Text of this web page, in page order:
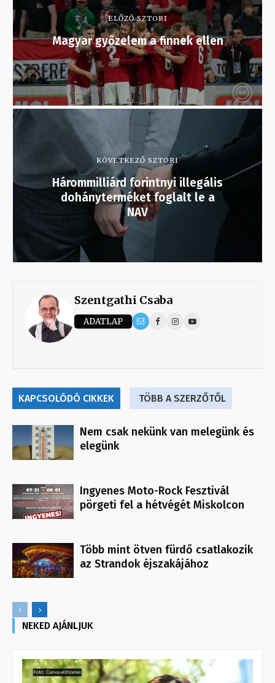
ELŐZŐ SZTORI
Magyar győzelem a finnek ellen
KÖVETKEZŐ SZTORI
Hárommilliárd forintnyi illegális
dohányterméket foglalt le a
NAV
Szentgathi Csaba
ADATLAP
KAPCSOLÓDÓ CIKKEK TÖBB A SZERZŐTŐL
Nem csak nekünk van melegünk és
elegünk
Ingyenes Moto-Rock Fesztivál
pörgeti fel a hétvégét Miskolcon
Több mint ötven fürdő csatlakozik
az Strandok éjszakájához
NEKED AJÁNLJUK